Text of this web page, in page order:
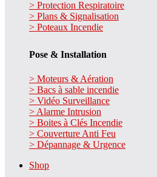
> Protection Respiratoire
> Plans & Signalisation
> Poteaux Incendie
Pose & Installation
> Moteurs & Aération
> Bacs à sable incendie
> Vidéo Surveillance
> Alarme Intrusion
> Boites à Clés Incendie
> Couverture Anti Feu
> Dépannage & Urgence
Shop